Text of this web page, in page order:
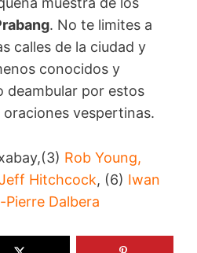
. No te limites a
calles de la ciudad y
conocidos y
deambular por estos
vespertinas.
Rob Young,
Hitchcock, (6) Iwan
Pierre Dalbera